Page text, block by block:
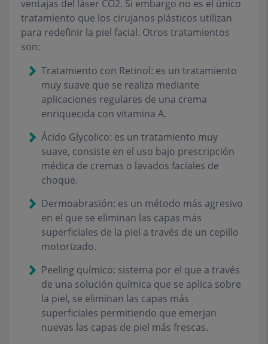
ventajas del láser CO2. Si embargo no es el único
tratamiento que los cirujanos plásticos utilizan
para redefinir la piel facial. Otros tratamientos
son:
Tratamiento con Retinol: es un tratamiento
muy suave que se realiza mediante
aplicaciones regulares de una crema
enriquecida con vitamina A.
Ácido Glycolico: es un tratamiento muy
suave, consiste en el uso bajo prescripción
médica de cremas o lavados faciales de
choque.
Dermoabrasión: es un método más agresivo
en el que se eliminan las capas más
superficiales de la piel a través de un cepillo
motorizado.
Peeling químico: sistema por el que a través
de una solución química que se aplica sobre
la piel, se eliminan las capas más
superficiales permitiendo que emerjan
nuevas las capas de piel más frescas.